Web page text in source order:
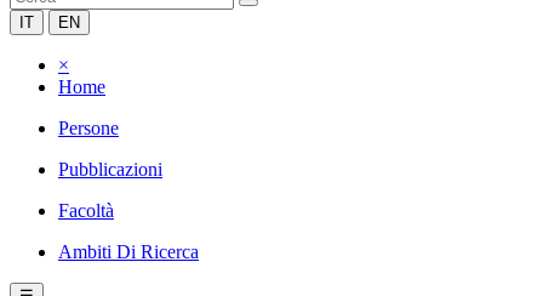
IT EN
×
Home
Persone
Pubblicazioni
Facoltà
Ambiti Di Ricerca